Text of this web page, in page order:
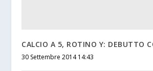
CALCIO A 5, ROTINO Y: DEBUTTO
30 Settembre 2014 14:43